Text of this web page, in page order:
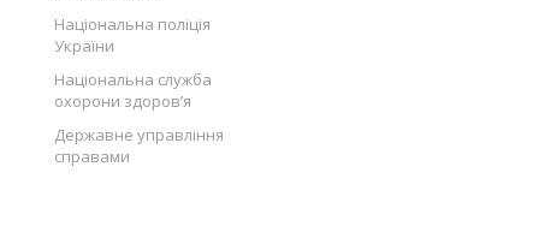
Національна поліція
України
Національна служба
охорони здоров’я
Державне управління
справами